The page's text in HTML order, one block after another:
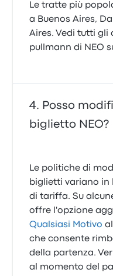
Le tratte più
a Buenos Aires,
Aires. Vedi tutti gli
pullmann di NEO
Posso
biglietto NEO?
Le politiche di
biglietti variano in
di tariffa. Su
offre l'opzione
Qualsiasi Motivo
che consente
della partenza.
al momento del